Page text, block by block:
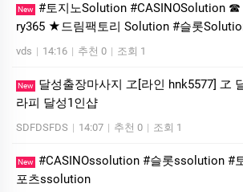
New #토지노Solution #CASINOSolution
ry365 ★드림팩토리 Solution #슬­롯
vds | 14:16 | 추천 0 | 조회 1
New
달성출장마사지 ヱ[라인 hnk5577] ヱ
라피 달성1인샵
SDFDSFDS | 14:07 | 추천 0 | 조회 1
New #CASINOssolution #슬­롯ssolution #
포츠ssolution